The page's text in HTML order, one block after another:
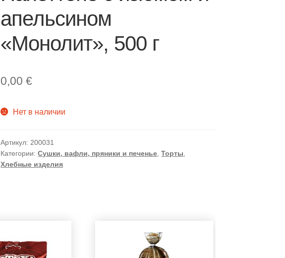
апельсином
«Монолит», 500 г
0,00€
Нет в наличии
Артикул: 200031
Категории:Сушки, вафли, пряники и печенье ,Торты
Хлебные изделия